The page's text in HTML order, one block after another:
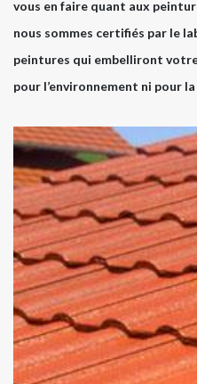
vous en faire quant aux
nous sommes certifiés par le
peintures qui embelliront
pour l’environnement ni pour